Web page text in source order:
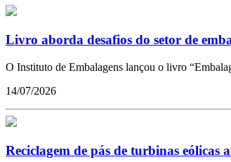
Livro aborda desafios do setor de
O Instituto de Embalagens lançou o livro
14/07/2026
Reciclagem de pás de turbinas eólicas